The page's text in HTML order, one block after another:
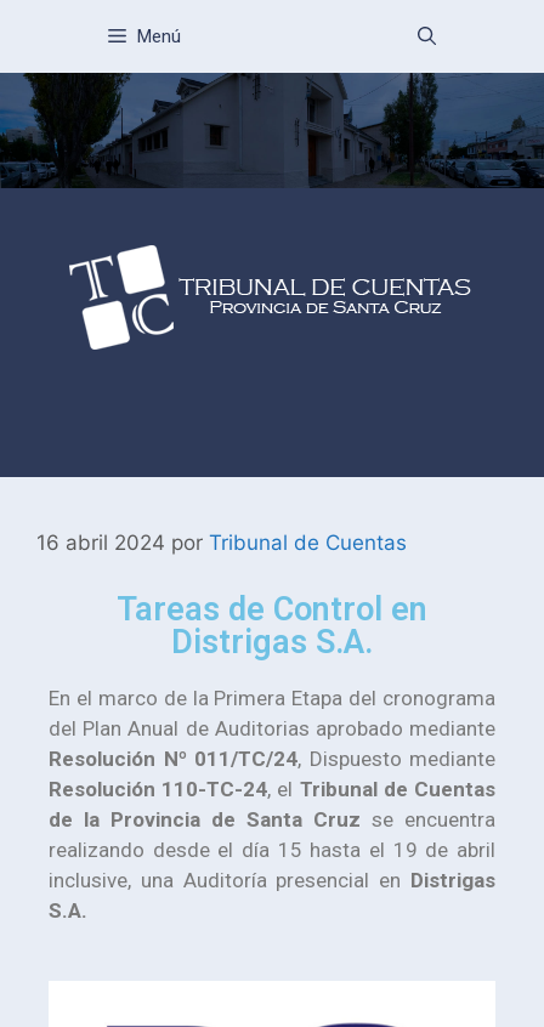
Menú
16 abril 2024 por Tribunal de Cuentas
Tareas de Control en
Distrigas S.A.
En el marco de la Primera Etapa del cronograma
del Plan Anual de Auditorias aprobado mediante
Resolución Nº 011/TC/24, Dispuesto mediante
Resolución 110-TC-24, el Tribunal de Cuentas
de la Provincia de Santa Cruz se encuentra
realizando desde el día 15 hasta el 19 de abril
inclusive, una Auditoría presencial en Distrigas
S.A.